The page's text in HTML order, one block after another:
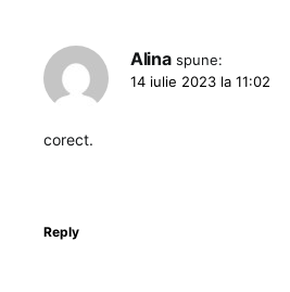
Alina spune:
14 iulie 2023 la 11:02
corect.
Reply